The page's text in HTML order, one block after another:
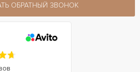
ОБРАТНЫЙ ЗВОНОК